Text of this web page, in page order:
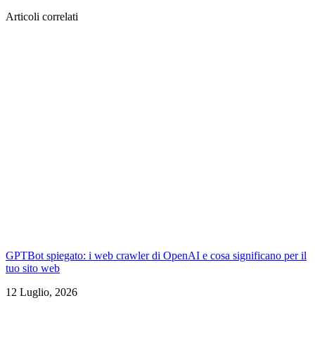
Articoli correlati
GPTBot spiegato: i web crawler di OpenAI e cosa significano per il
tuo sito web
12 Luglio, 2026